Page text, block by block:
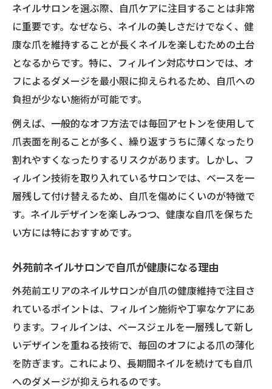
フィルイン施術の魅力を知るネイルサロン選び
フィルイン対応ネイルサロンの選び方ガイ
ド
ネイルサロンで叶う爪に優しいフィルイン
施術
術
ネイルサロンが提案する持ちの良い施術体
験
自爪を守るネイルサロンの施術方針を解説
自爪に優しいネイルケアなら外苑前で決まり
自爪派注目のネイルサロンケアとは何か
傷みにくいネイルサロンの自爪ケア体験
高品質ネイルサロンが提供する優しい施術
ネイルサロンで実感する自爪保護の工夫
爪を傷めない施術が支持される理由とは
ネイルサロンが実践する爪を守る工夫とは
フィルイン技術導入ネイルサロンの特徴
ネイルサロンを選ぶ際、自爪ケアに注目することは非常
に重要です。なぜなら、ネイルの美しさだけでなく、健
康な爪を維持することが長くネイルを楽しむための土台
となるからです。特に、フィルイン対応サロンでは、オ
フによるダメージを最小限に抑えられるため、自爪への
負担が少ない施術が可能です。
例えば、一般的なオフ方法では毎回アセトンを使用して
爪表面を削ることが多く、繰り返すうちに薄くなったり
割れやすくなったりするリスクがあります。しかし、フ
ィルイン技術を取り入れているサロンでは、ベースを一
層残して付け替えるため、自爪を傷めにくいのが特徴で
す。ネイルデザインを楽しみつつ、健康な自爪を保ちた
い方には特におすすめです。
外苑前ネイルサロンで自爪が健康になる理由
外苑前エリアのネイルサロンが自爪の健康維持で注目さ
れているポイントは、フィルイン施術や丁寧なケアにあ
ります。フィルインは、ベースジェルを一層残して新し
いデザインを重ねる技術で、毎回のオフによる爪の薄化
を防ぎます。これにより、長期間ネイルを続けても自爪
へのダメージが抑えられるのです。